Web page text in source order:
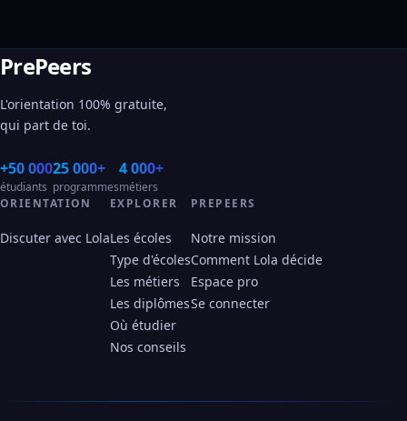
PrePeers
L'orientation 100% gratuite,
qui part de toi.
+50 000
étudiants
25 000+
programmes
4 000+
métiers
ORIENTATION
Discuter avec Lola
EXPLORER
Les écoles
Type d'écoles
Les métiers
Les diplômes
Où étudier
Nos conseils
PREPEERS
Notre mission
Comment Lola décide
Espace pro
Se connecter